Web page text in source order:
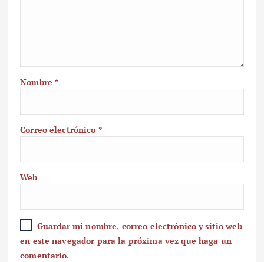
Nombre*
Correo electrónico *
Web
Guardar mi nombre, correo electrónico y sitio web
en este navegador para la próxima vez que haga un
comentario.